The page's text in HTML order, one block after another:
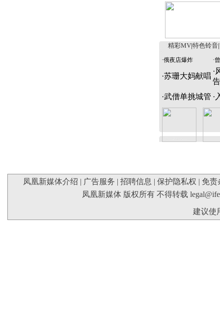
精彩MV 特色铃音
·俄夜店爆炸 ·
·苏珊大妈献唱
·
告
·武僧单挑城管 ·
凤凰新媒体介绍 | 广告服务 | 招聘信息 | 保护隐私权 | 免责
凤凰新媒体 版权所有 不得转载
建议使